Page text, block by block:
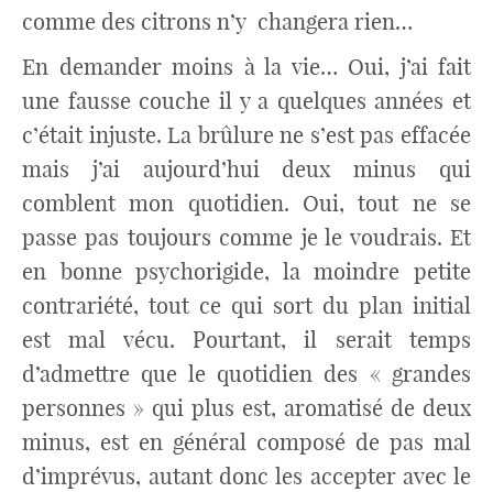
comme des citrons n’y changera rien…
En demander moins à la vie… Oui, j’ai fait
une fausse couche il y a quelques années et
c’était injuste. La brûlure ne s’est pas effacée
mais j’ai aujourd’hui deux minus qui
comblent mon quotidien. Oui, tout ne se
passe pas toujours comme je le voudrais. Et
en bonne psychorigide, la moindre petite
contrariété, tout ce qui sort du plan initial
est mal vécu. Pourtant, il serait temps
d’admettre que le quotidien des « grandes
personnes » qui plus est, aromatisé de deux
minus, est en général composé de pas mal
d’imprévus, autant donc les accepter avec le